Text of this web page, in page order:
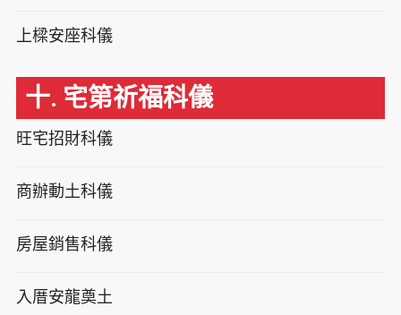
上樑安座科儀
十. 宅第祈福科儀
旺宅招財科儀
商辦動土科儀
房屋銷售科儀
入厝安龍奠土